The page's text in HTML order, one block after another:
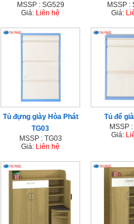
MSSP : SG529
Giá: Liên hệ
MSSP :
Giá:
Tủ đựng giày Hòa Phát
TG03
MSSP : TG03
Giá: Liên hệ
Tủ để
MSSP
Giá: